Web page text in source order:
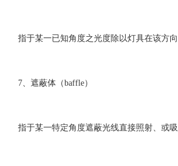
指于某一已知角度之光度除以灯具在该方向
7、遮蔽体（baffle）
指于某一特定角度遮蔽光线直接照射、或